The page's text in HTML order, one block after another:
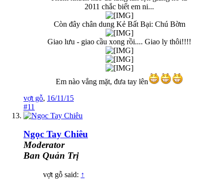
2011 chắc biết em ni...
Còn đây chân dung Kẻ Bất Bại: Chú Bờm
Giao lưu - giao cầu xong rồi.... Giao ly thôi!!!!
Em nào vắng mặt, đưa tay lên
vợt gỗ, 16/11/15
#11
Ngọc Tay Chiêu
Moderator
Ban Quản Trị
vợt gỗ said: ↑